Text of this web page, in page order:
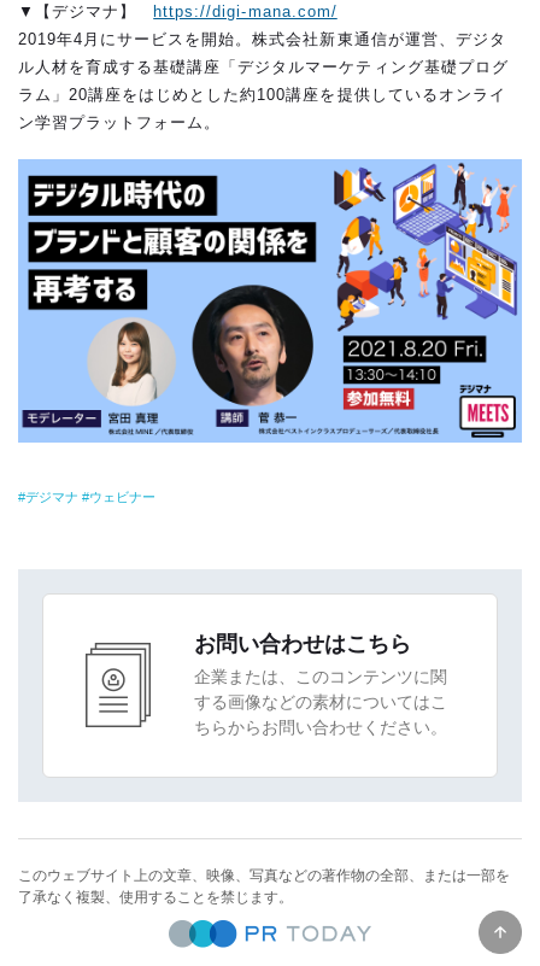
▼【デジマナ】https://digi-mana.com/
2019年4月にサービスを開始。株式会社新東通信が運営、デジタ
ル人材を育成する基礎講座「デジタルマーケティング基礎プログ
ラム」20講座をはじめとした約100講座を提供しているオンライ
ン学習プラットフォーム。
デジマナ ウェビナー
お問い合わせはこちら
企業または、このコンテンツに関
する画像などの素材についてはこ
ちらからお問い合わせください。
このウェブサイト上の文章、映像、写真などの著作物の全部、または一部を
了承なく複製、使用することを禁じます。